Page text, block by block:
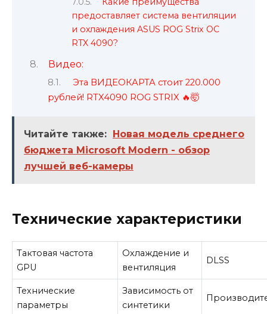
предоставляет система вентиляции
и охлаждения ASUS ROG Strix OC
RTX 4090?
Видео:
Эта ВИДЕОКАРТА стоит 220.000
рублей! RTX4090 ROG STRIX 🔥🤯
Читайте также: Новая модель среднего
бюджета Microsoft Modern - обзор
лучшей веб-камеры
Технические характеристики
Тактовая частота
GPU
Охлаждение и
вентиляция
DLSS
Технические
параметры
Зависимость от
синтетики